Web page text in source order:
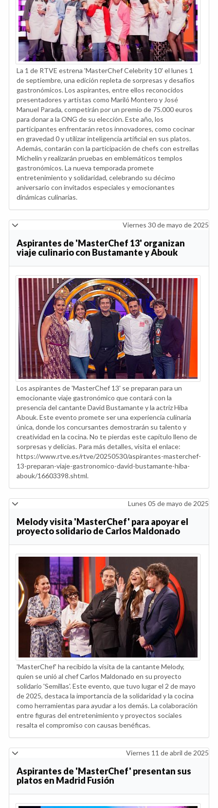
La 1 de RTVE estrena 'MasterChef Celebrity 10' el lunes 1
de septiembre, una edición repleta de sorpresas y desafíos
gastronómicos. Los aspirantes, entre ellos reconocidos
presentadores y artistas como Mariló Montero y José
Manuel Parada, competirán por un premio de 75.000 euros
para donar a la ONG de su elección. Este año, los
participantes enfrentarán retos innovadores, como cocinar
en gravedad 0 y utilizar inteligencia artificial en sus platos.
Además, contarán con la participación de chefs con estrellas
Michelin y realizarán pruebas en emblemáticos templos
gastronómicos. La nueva temporada promete
entretenimiento y solidaridad, celebrando su décimo
aniversario con invitados especiales y emocionantes
dinámicas culinarias.
Viernes 30 de mayo de 2025
Aspirantes de 'MasterChef 13' organizan
viaje culinario con Bustamante y Abouk
Los aspirantes de 'MasterChef 13' se preparan para un
emocionante viaje gastronómico que contará con la
presencia del cantante David Bustamante y la actriz Hiba
Abouk. Este evento promete ser una experiencia culinaria
única, donde los concursantes demostrarán su talento y
creatividad en la cocina. No te pierdas este capítulo lleno de
sorpresas y delicias. Para más detalles, visita el enlace:
https://www.rtve.es/rtve/20250530/aspirantes-masterchef-
13-preparan-viaje-gastronomico-david-bustamante-hiba-
abouk/16603398.shtml.
Lunes 05 de mayo de 2025
Melody visita 'MasterChef' para apoyar el
proyecto solidario de Carlos Maldonado
'MasterChef' ha recibido la visita de la cantante Melody,
quien se unió al chef Carlos Maldonado en su proyecto
solidario 'Semillas'. Este evento, que tuvo lugar el 2 de mayo
de 2025, destaca la importancia de la solidaridad y la cocina
como herramientas para ayudar a los demás. La colaboración
entre figuras del entretenimiento y proyectos sociales
resalta el compromiso con causas benéficas.
Viernes 11 de abril de 2025
Aspirantes de 'MasterChef' presentan sus
platos en Madrid Fusión